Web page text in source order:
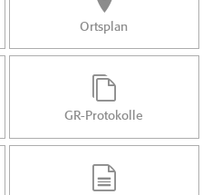
Ortsplan
GR-Protokolle